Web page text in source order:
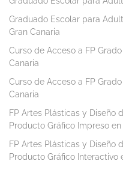
Graduado Escolar para
Gran Canaria
Curso de Acceso a FP
Canaria
Curso de Acceso a FP
Canaria
FP Artes Plásticas y Diseño
Producto Gráfico Impreso
FP Artes Plásticas y Diseño
Producto Gráfico Interactivo